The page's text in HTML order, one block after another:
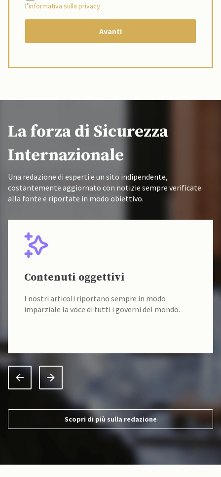
l’informativa sulla privacy
La forza di Sicurezza
Internazionale
Una redazione di esperti e un sito indipendente,
costantemente aggiornato con notizie sempre verificate
alla fonte e riportate in modo obiettivo.
Contenuti oggettivi
I nostri articoli riportano sempre in modo
imparziale la voce di tutti i governi del mondo.
Scopri di più sulla redazione